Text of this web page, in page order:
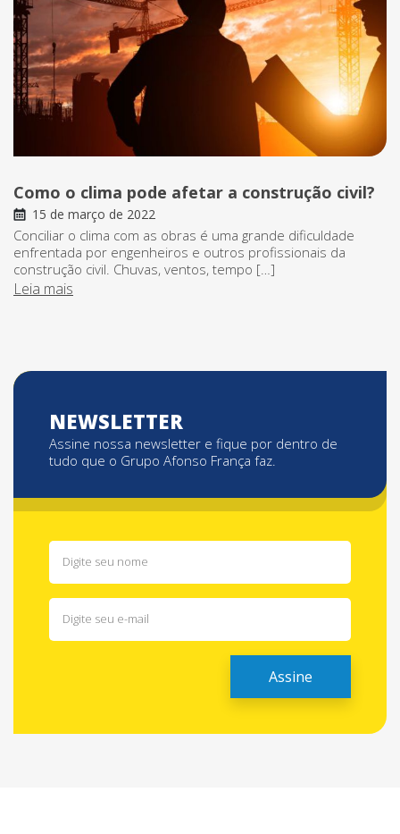
Como o clima pode afetar a construção civil?
15 de março de 2022
Conciliar o clima com as obras é uma grande dificuldade
enfrentada por engenheiros e outros profissionais da
construção civil. Chuvas, ventos, tempo […]
Leia mais
NEWSLETTER
Assine nossa newsletter e fique por dentro de
tudo que o Grupo Afonso França faz.